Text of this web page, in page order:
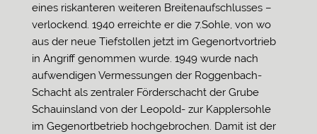
eines riskanteren weiteren Breitenaufschlusses –
verlockend. 1940 erreichte er die 7.Sohle, von wo
aus der neue Tiefstollen jetzt im Gegenortvortrieb
in Angriff genommen wurde. 1949 wurde nach
aufwendigen Vermessungen der Roggenbach-
Schacht als zentraler Förderschacht der Grube
Schauinsland von der Leopold- zur Kapplersohle
im Gegenortbetrieb hochgebrochen. Damit ist der